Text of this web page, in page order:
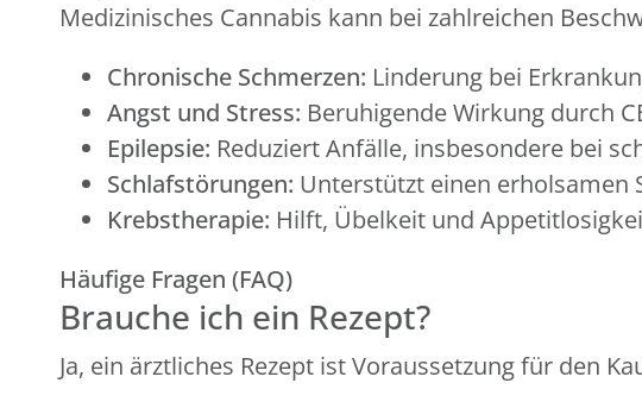
Medizinisches Cannabis kann bei zahlreichen
Chronische Schmerzen: Linderung bei
Angst und Stress: Beruhigende Wirkung durch
Epilepsie: Reduziert Anfälle, insbesondere bei
Schlafstörungen: Unterstützt einen erholsamen
Krebstherapie: Hilft, Übelkeit und
Häufige Fragen (FAQ)
Brauche ich ein Rezept?
Ja, ein ärztliches Rezept ist Voraussetzung für den